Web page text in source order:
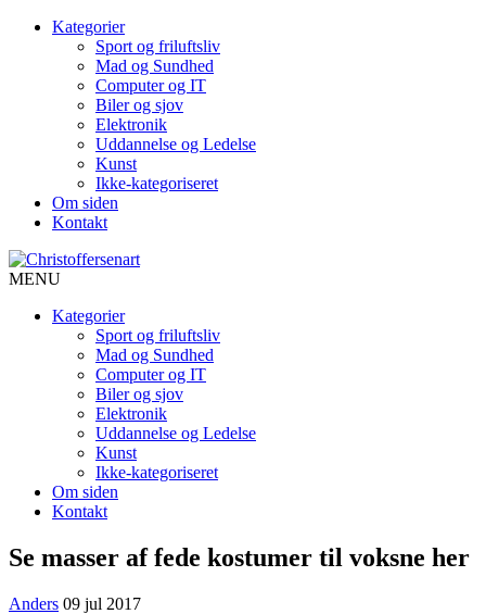
Kategorier
Sport og friluftsliv
Mad og Sundhed
Computer og IT
Biler og sjov
Elektronik
Uddannelse og Ledelse
Kunst
Ikke-kategoriseret
Om siden
Kontakt
MENU
Kategorier
Sport og friluftsliv
Mad og Sundhed
Computer og IT
Biler og sjov
Elektronik
Uddannelse og Ledelse
Kunst
Ikke-kategoriseret
Om siden
Kontakt
Se masser af fede kostumer til voksne her
Anders 09 jul 2017